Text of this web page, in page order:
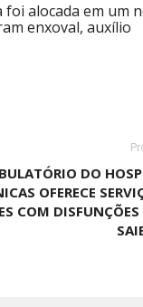
alocada em um
enxoval, auxílio
DO
OFERECE
COM